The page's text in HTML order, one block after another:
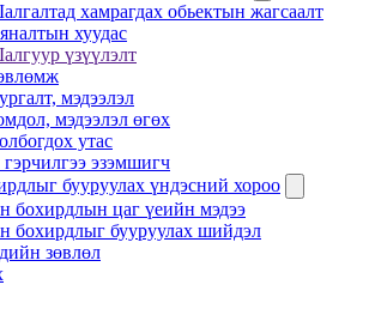
хамрагдах обьектын жагсаалт
хуудас
үзүүлэлт
мэдээлэл
мэдээлэл өгөх
утас
эзэмшигч
бууруулах үндэсний хороо
бохирдлын цаг үеийн мэдээ
бохирдлыг бууруулах шийдэл
зөвлөл